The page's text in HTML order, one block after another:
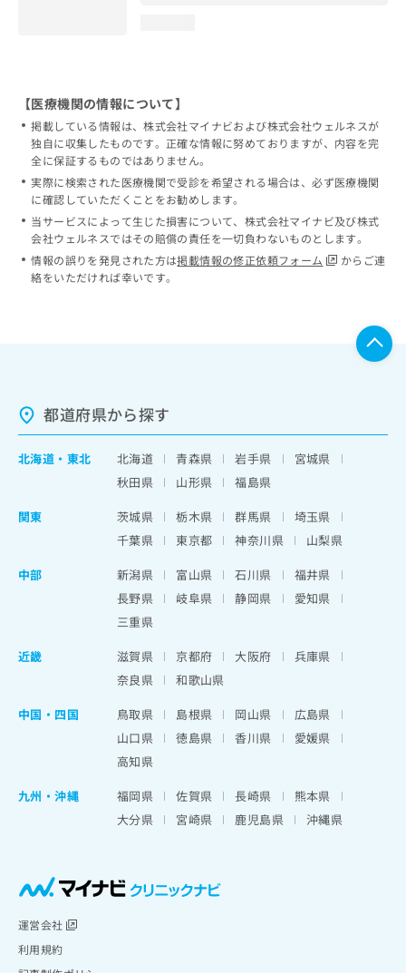
【医療機関の情報について】
掲載している情報は、株式会社マイナビおよび株式会社ウェルネスが
独自に収集したものです。正確な情報に努めておりますが、内容を完
全に保証するものではありません。
実際に検索された医療機関で受診を希望される場合は、必ず医療機関
に確認していただくことをお勧めします。
当サービスによって生じた損害について、株式会社マイナビ及び株式
会社ウェルネスではその賠償の責任を一切負わないものとします。
情報の誤りを発見された方は掲載情報の修正依頼フォーム
からご連
絡をいただければ幸いです。
都道府県から探す
北海道 ・ 東北 北海道 青森県 岩手県
宮城県
秋田県
山形県
福島県
関東
茨城県 栃木県 群馬県
埼玉県
千葉県
東京都 神奈川県
山梨県
中部
新潟県 富山県 石川県
福井県
長野県
岐阜県 静岡県
愛知県
三重県
近畿
滋賀県 京都府 大阪府
兵庫県
奈良県
和歌山県
中国・四国
鳥取県 島根県 岡山県
広島県
山口県
徳島県 香川県
愛媛県
高知県
九州・沖縄
福岡県 佐賀県 長崎県
熊本県
大分県
宮崎県 鹿児島県 沖縄県
運営会社
利用規約